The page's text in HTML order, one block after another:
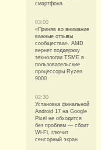
смартфона
03:00
«Приняв во внимание
важные отзывы
сообщества». AMD
вернет поддержку
технологии TSME в
пользовательские
процессоры Ryzen
9000
02:30
Установка финальной
Android 17 на Google
Pixel не обходится
без проблем — сбоит
Wi-Fi, глючит
сенсорный экран